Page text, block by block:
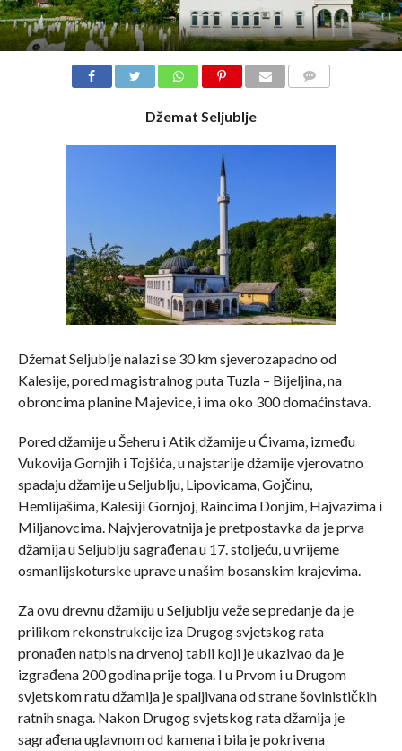
Džemat Seljublje
Džemat Seljublje nalazi se 30 km sjeverozapadno od
Kalesije, pored magistralnog puta Tuzla – Bijeljina, na
obroncima planine Majevice, i ima oko 300 domaćinstava.
Pored džamije u Šeheru i Atik džamije u Ćivama, između
Vukovija Gornjih i Tojšića, u najstarije džamije vjerovatno
spadaju džamije u Seljublju, Lipovicama, Gojčinu,
Hemlijašima, Kalesiji Gornjoj, Raincima Donjim, Hajvazima i
Miljanovcima. Najvjerovatnija je pretpostavka da je prva
džamija u Seljublju sagrađena u 17. stoljeću, u vrijeme
osmanlijskoturske uprave u našim bosanskim krajevima.
Za ovu drevnu džamiju u Seljublju veže se predanje da je
prilikom rekonstrukcije iza Drugog svjetskog rata
pronađen natpis na drvenoj tabli koji je ukazivao da je
izgrađena 200 godina prije toga. I u Prvom i u Drugom
svjetskom ratu džamija je spaljivana od strane šovinističkih
ratnih snaga. Nakon Drugog svjetskog rata džamija je
sagrađena uglavnom od kamena i bila je pokrivena